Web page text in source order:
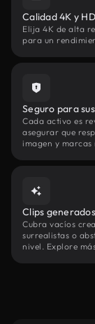
Calidad 4K y HD
Elija 4K de alta
para un
Seguro para
Cada activo es
asegurar que
imagen y
Clips
Cubra vacíos
surrealistas o
nivel. Explore